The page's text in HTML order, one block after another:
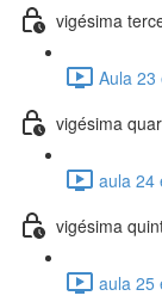
vigésima
Aula 23
vigésima
aula 24
vigésima
aula 25